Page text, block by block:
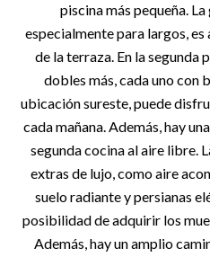
piscina más pequeña.
especialmente para largos,
de la terraza. En la
dobles más, cada uno con
ubicación sureste, puede
cada mañana. Además, hay
segunda cocina al aire libre.
extras de lujo, como aire
suelo radiante y persianas
posibilidad de adquirir los
Además, hay un amplio